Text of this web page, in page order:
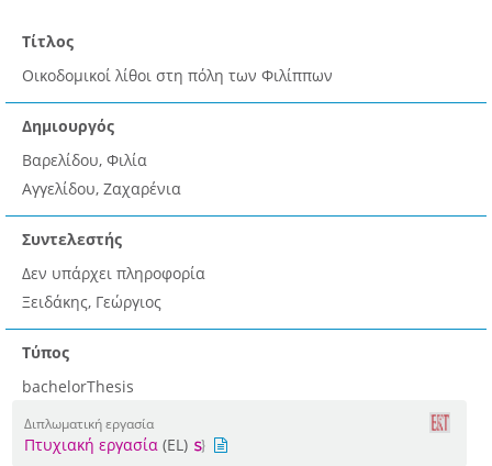
Τίτλος
Οικοδομικοί λίθοι στη πόλη των Φιλίππων
Δημιουργός
Βαρελίδου, Φιλία
Αγγελίδου, Ζαχαρένια
Συντελεστής
Δεν υπάρχει πληροφορία
Ξειδάκης, Γεώργιος
Τύπος
bachelorThesis
Διπλωματική εργασία
Πτυχιακή εργασία (EL)